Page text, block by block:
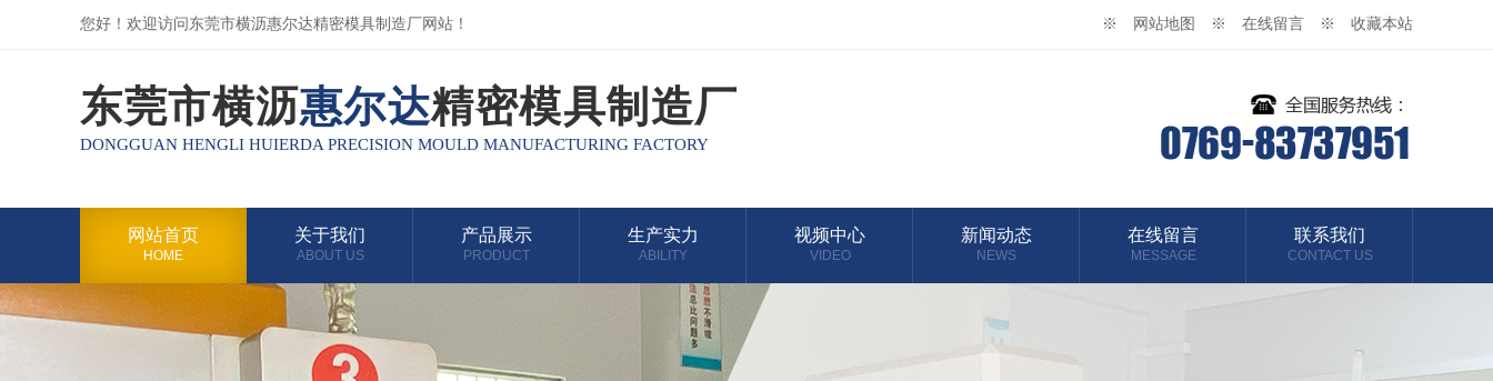
您好！欢迎访问东莞市横沥惠尔达精密模具制造厂网站！ ※ 收藏本站
※ 在线留言
※ 网站地图
东莞市横沥惠尔达精密模具制造厂
DONGGUAN HENGLI HUIERDA PRECISION MOULD MANUFACTURING FACTORY
网站首页
HOME
关于我们
ABOUT US
产品展示
PRODUCT
生产实力
ABILITY
视频中心
VIDEO
新闻动态
NEWS
在线留言
MESSAGE
联系我们
CONTACT US